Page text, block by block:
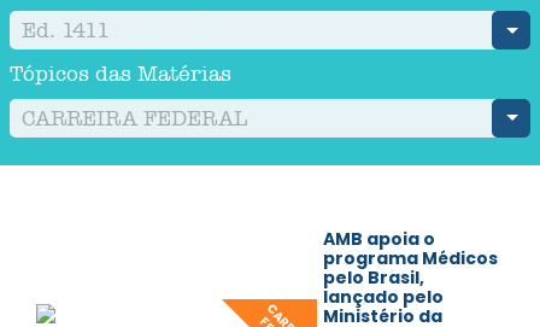
Ed. 1411
Tópicos das Matérias
CARREIRA FEDERAL
AMB apoia o
programa Médicos
pelo Brasil,
lançado pelo
Ministério da